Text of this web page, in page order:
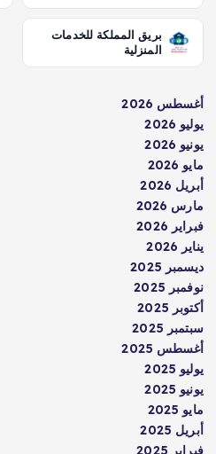
بريق المملكة للخدمات
المنزلية
أغسطس 2026
يوليو 2026
يونيو 2026
مايو 2026
أبريل 2026
مارس 2026
فبراير 2026
يناير 2026
ديسمبر 2025
نوفمبر 2025
أكتوبر 2025
سبتمبر 2025
أغسطس 2025
يوليو 2025
يونيو 2025
مايو 2025
أبريل 2025